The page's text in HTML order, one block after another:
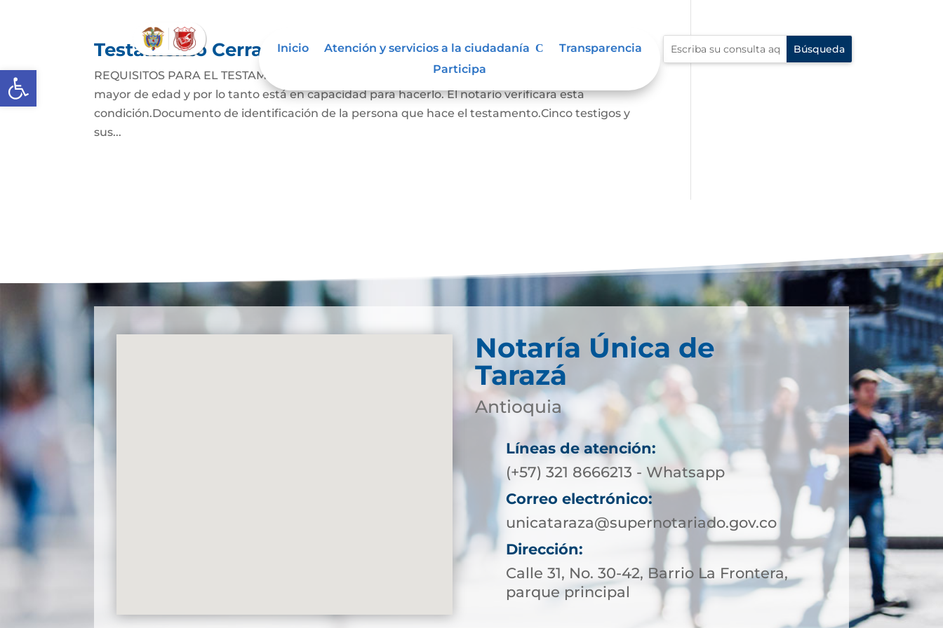
Abrir barra de herramientas
Inicio Atención y servicios a la ciudadanía
Transparencia
Participa
Testamento Cerrado
REQUISITOS PARA EL TESTAMENTO CERRADO: La persona que hace este testamento debe ser
mayor de edad y por lo tanto está en capacidad para hacerlo. El notario verificara esta
condición.Documento de identificación de la persona que hace el testamento.Cinco testigos y
sus...
Notaría Única de
Tarazá
Antioquia
Líneas de atención:
(+57) 321 8666213 - Whatsapp
Correo electrónico:
unicataraza@supernotariado.gov.co
Dirección:
Calle 31, No. 30-42, Barrio La Frontera,
parque principal